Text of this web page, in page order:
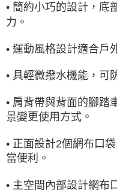
• 簡約小巧的設計，底
力。
• 運動風格設計適合戶
• 具輕微撥水機能，可
• 肩背帶與背面的腳踏
景變更使用方式。
• 正面設計2個網布口
當便利。
• 主空間內部設計網布